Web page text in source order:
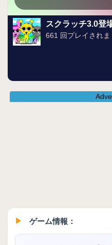
スクラッチ3.0登
661 回プレイされま
ゲーム情報：